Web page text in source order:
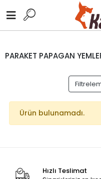
PARAKET PAPAGAN
Ürün bulunamadı.
Hızlı Teslimat